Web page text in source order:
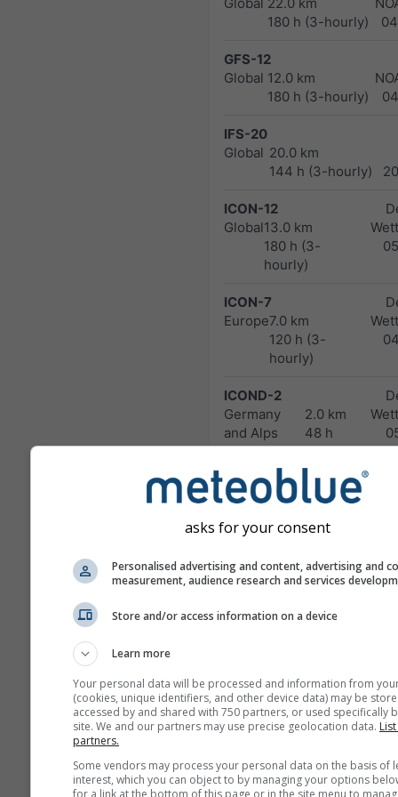
Global 22.0 km
180 h (3-hourly)
GFS-12
Global 12.0 km
180 h (3-hourly)
IFS-20
Global 20.0 km
144 h (3-hourly)
ICON-12
Global13.0 km
180 h (3-
hourly)
ICON-7
Europe7.0 km
120 h (3-
hourly)
ICOND-2
Germany
and Alps
2.0 km
48 h
HARMN-5
Central Europe
5.0 km
60 h
Global40.0 km
180 h (3-hourly)
NAM-12
hourly)
NAM-5
North America 5.0 km
NAM-3
asks for your consent
Personalised advertising and content, advertising and
measurement, audience research and services
Store and/or access information on a device
Learn more
Your personal data will be processed and information from
(cookies, unique identifiers, and other device data) may be
accessed by and shared with 750 partners, or used specifically
site. We and our partners may use precise geolocation data.
partners.
Some vendors may process your personal data on the basis of
interest, which you can object to by managing your options
for a link at the bottom of this page or in the site menu to